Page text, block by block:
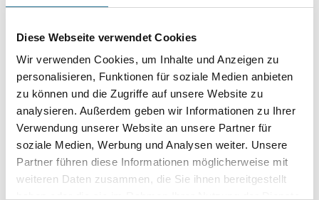
Diese Webseite verwendet Cookies
Wir verwenden Cookies, um Inhalte und Anzeigen zu
personalisieren, Funktionen für soziale Medien anbieten
zu können und die Zugriffe auf unsere Website zu
analysieren. Außerdem geben wir Informationen zu Ihrer
Verwendung unserer Website an unsere Partner für
soziale Medien, Werbung und Analysen weiter. Unsere
Partner führen diese Informationen möglicherweise mit
weiteren Daten zusammen, die Sie ihnen bereitgestellt
Gebinde
Umrechnungsfaktoren